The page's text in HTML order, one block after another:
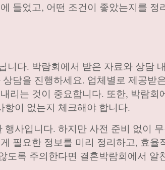
들었고, 어떤 조건이 좋았는지를 정
니다. 박람회에서 받은 자료와 상담
담을 진행하세요. 업체별로 제공받
리는 것이 중요합니다. 또한, 박람회
이 없는지 체크해야 합니다.
사입니다. 하지만 사전 준비 없이
필요한 정보를 미리 정리하고, 효율
도록 주의한다면 결혼박람회에서 알